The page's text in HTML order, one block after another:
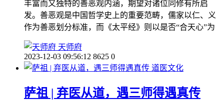
丰富而又独特的善恶观内涵，期望对诸位同修有所启
发。善恶观是中国哲学史上的重要范畴，儒家以仁、义
作为善恶划分标准，而《太平经》则以是否“合天心”为
天师府
2023-12-03 09:56:12 8625 0
道医文化
萨祖 | 弃医从道，遇三师得遇真传